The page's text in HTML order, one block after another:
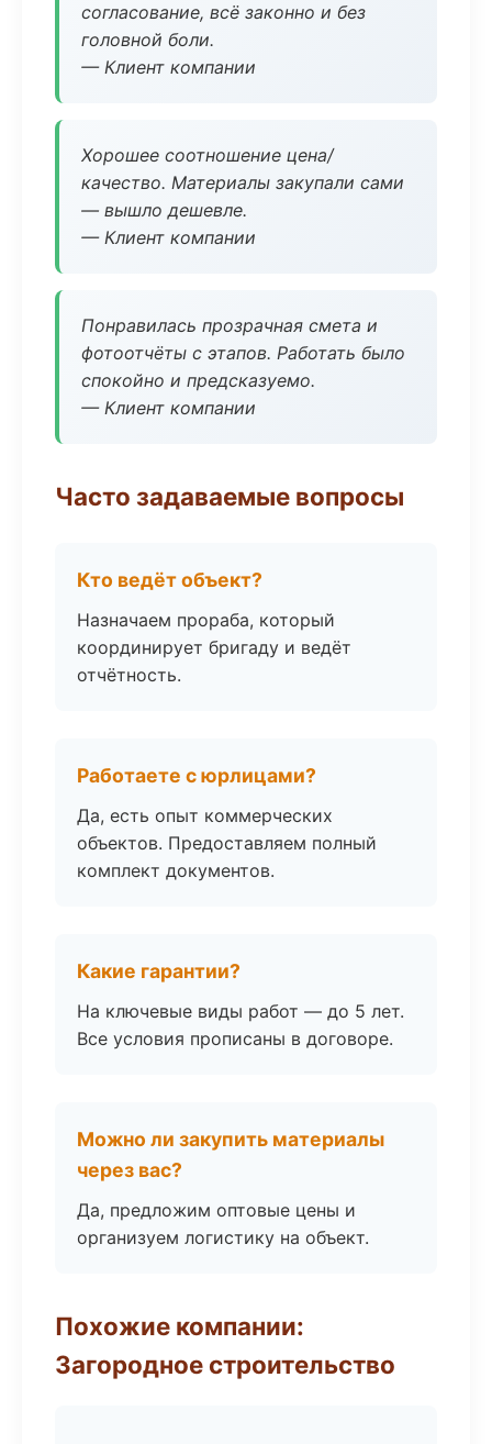
согласование, всё законно и без
головной боли.
— Клиент компании
Хорошее соотношение цена/
качество. Материалы закупали сами
— вышло дешевле.
— Клиент компании
Понравилась прозрачная смета и
фотоотчёты с этапов. Работать было
спокойно и предсказуемо.
— Клиент компании
Часто задаваемые вопросы
Кто ведёт объект?
Назначаем прораба, который
координирует бригаду и ведёт
отчётность.
Работаете с юрлицами?
Да, есть опыт коммерческих
объектов. Предоставляем полный
комплект документов.
Какие гарантии?
На ключевые виды работ — до 5 лет.
Все условия прописаны в договоре.
Можно ли закупить материалы
через вас?
Да, предложим оптовые цены и
организуем логистику на объект.
Похожие компании:
Загородное строительство